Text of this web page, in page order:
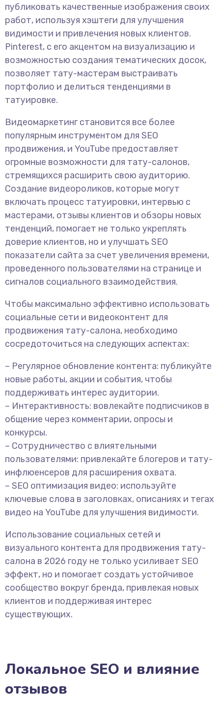
публиковать качественные изображения своих
работ, используя хэштеги для улучшения
видимости и привлечения новых клиентов.
Pinterest, с его акцентом на визуализацию и
возможностью создания тематических досок,
позволяет тату-мастерам выстраивать
портфолио и делиться тенденциями в
татуировке.
Видеомаркетинг становится все более
популярным инструментом для SEO
продвижения, и YouTube предоставляет
огромные возможности для тату-салонов,
стремящихся расширить свою аудиторию.
Создание видеороликов, которые могут
включать процесс татуировки, интервью с
мастерами, отзывы клиентов и обзоры новых
тенденций, помогает не только укреплять
доверие клиентов, но и улучшать SEO
показатели сайта за счет увеличения времени,
проведенного пользователями на странице и
сигналов социального взаимодействия.
Чтобы максимально эффективно использовать
социальные сети и видеоконтент для
продвижения тату-салона, необходимо
сосредоточиться на следующих аспектах:
– Регулярное обновление контента: публикуйте
новые работы, акции и события, чтобы
поддерживать интерес аудитории.
– Интерактивность: вовлекайте подписчиков в
общение через комментарии, опросы и
конкурсы.
– Сотрудничество с влиятельными
пользователями: привлекайте блогеров и тату-
инфлюенсеров для расширения охвата.
– SEO оптимизация видео: используйте
ключевые слова в заголовках, описаниях и тегах
видео на YouTube для улучшения видимости.
Использование социальных сетей и
визуального контента для продвижения тату-
салона в 2026 году не только усиливает SEO
эффект, но и помогает создать устойчивое
сообщество вокруг бренда, привлекая новых
клиентов и поддерживая интерес
существующих.
Локальное SEO и влияние
отзывов